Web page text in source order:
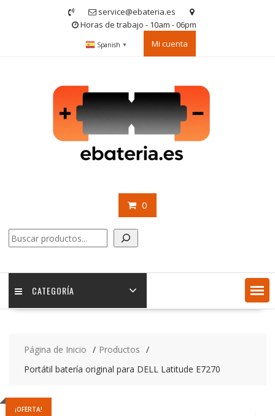
service@ebateria.es
Horas de trabajo - 10am - 06pm
Spanish ▼ Mi cuenta
0
Buscar
CATEGORÍA
Página de Inicio
Productos
Portátil batería original para DELL Latitude E7270
¡OFERTA!